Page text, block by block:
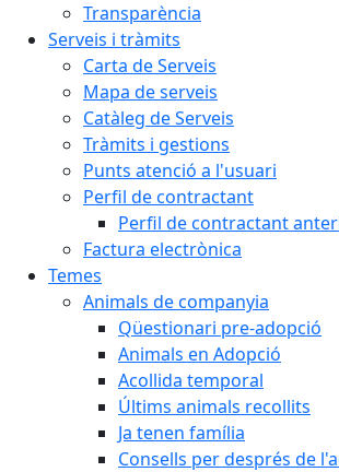
Transparència
Serveis i tràmits
Carta de Serveis
Mapa de serveis
Catàleg de Serveis
Tràmits i gestions
Punts atenció a l'usuari
Perfil de contractant
Perfil de contractant
Factura electrònica
Temes
Animals de companyia
Qüestionari pre-adopció
Animals en Adopció
Acollida temporal
Últims animals recollits
Ja tenen família
Consells per després de